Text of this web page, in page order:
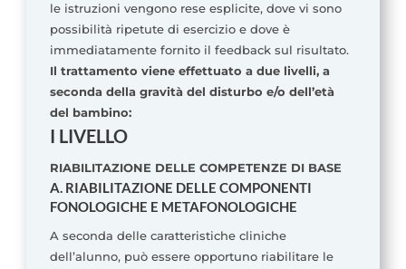
le istruzioni vengono rese esplicite, dove vi sono
possibilità ripetute di esercizio e dove è
immediatamente fornito il feedback sul risultato.
Il trattamento viene effettuato a due livelli, a
seconda della gravità del disturbo e/o dell’età
del bambino:
I LIVELLO
RIABILITAZIONE DELLE COMPETENZE DI BASE
A. RIABILITAZIONE DELLE COMPONENTI
FONOLOGICHE E METAFONOLOGICHE
A seconda delle caratteristiche cliniche
dell’alunno, può essere opportuno riabilitare le